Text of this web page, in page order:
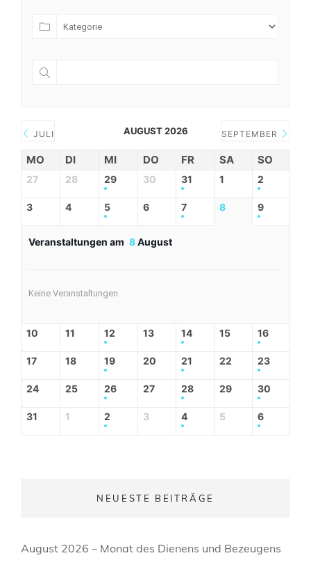
JULI AUGUST 2026 SEPTEMBER
MO DI MI DO FR SA SO
27 28 29 30 31 1 2
3 4 5 6 7 8 9
Veranstaltungen am 8August
Keine Veranstaltungen
10 11 12 13 14 15 16
17 18 19 20 21 22 23
24 25 26 27 28 29 30
31 1 2 3 4 5 6
NEUESTE BEITRÄGE
August 2026 – Monat des Dienens und Bezeugens